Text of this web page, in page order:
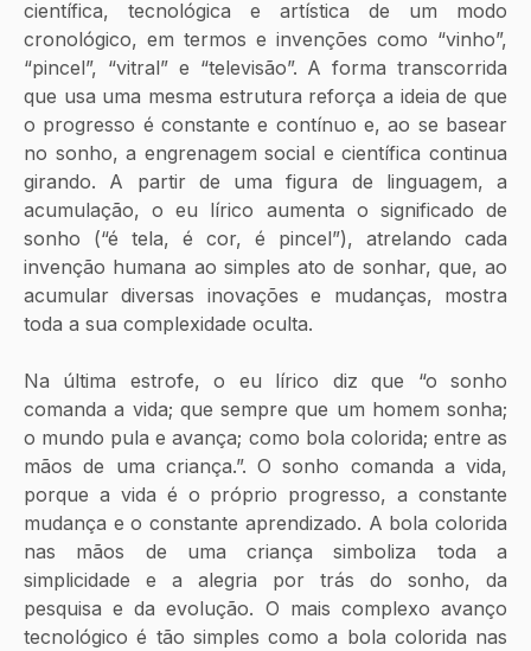
científica, tecnológica e artística de um modo
cronológico, em termos e invenções como “vinho”,
“pincel”, “vitral” e “televisão”. A forma transcorrida
que usa uma mesma estrutura reforça a ideia de que
o progresso é constante e contínuo e, ao se basear
no sonho, a engrenagem social e científica continua
girando. A partir de uma figura de linguagem, a
acumulação, o eu lírico aumenta o significado de
sonho (“é tela, é cor, é pincel”), atrelando cada
invenção humana ao simples ato de sonhar, que, ao
acumular diversas inovações e mudanças, mostra
toda a sua complexidade oculta.
Na última estrofe, o eu lírico diz que “o sonho
comanda a vida; que sempre que um homem sonha;
o mundo pula e avança; como bola colorida; entre as
mãos de uma criança.”. O sonho comanda a vida,
porque a vida é o próprio progresso, a constante
mudança e o constante aprendizado. A bola colorida
nas mãos de uma criança simboliza toda a
simplicidade e a alegria por trás do sonho, da
pesquisa e da evolução. O mais complexo avanço
tecnológico é tão simples como a bola colorida nas